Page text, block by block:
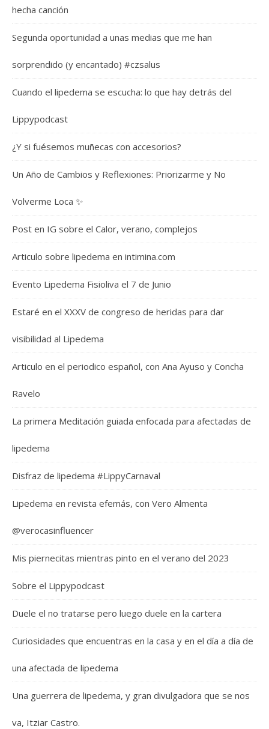
hecha canción
Segunda oportunidad a unas medias que me han
sorprendido (y encantado) #czsalus
Cuando el lipedema se escucha: lo que hay detrás del
Lippypodcast
¿Y si fuésemos muñecas con accesorios?
Un Año de Cambios y Reflexiones: Priorizarme y No
Volverme Loca ✨
Post en IG sobre el Calor, verano, complejos
Articulo sobre lipedema en intimina.com
Evento Lipedema Fisioliva el 7 de Junio
Estaré en el XXXV de congreso de heridas para dar
visibilidad al Lipedema
Articulo en el periodico español, con Ana Ayuso y Concha
Ravelo
La primera Meditación guiada enfocada para afectadas de
lipedema
Disfraz de lipedema #LippyCarnaval
Lipedema en revista efemás, con Vero Almenta
@verocasinfluencer
Mis piernecitas mientras pinto en el verano del 2023
Sobre el Lippypodcast
Duele el no tratarse pero luego duele en la cartera
Curiosidades que encuentras en la casa y en el día a día de
una afectada de lipedema
Una guerrera de lipedema, y gran divulgadora que se nos
va, Itziar Castro.